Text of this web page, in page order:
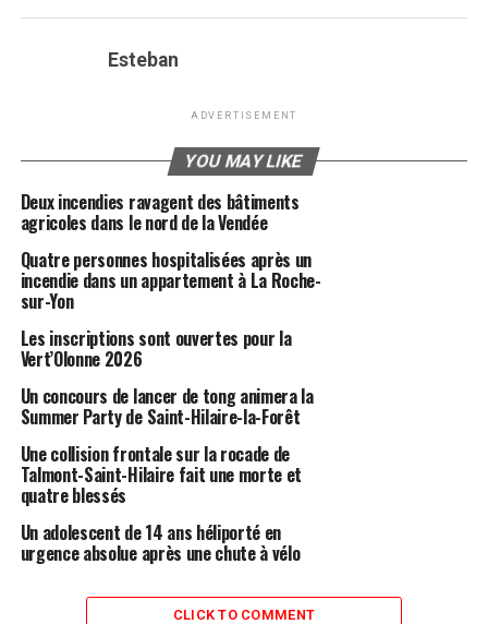
Esteban
ADVERTISEMENT
YOU MAY LIKE
Deux incendies ravagent des bâtiments
agricoles dans le nord de la Vendée
Quatre personnes hospitalisées après un
incendie dans un appartement à La Roche-
sur-Yon
Les inscriptions sont ouvertes pour la
Vert’Olonne 2026
Un concours de lancer de tong animera la
Summer Party de Saint-Hilaire-la-Forêt
Une collision frontale sur la rocade de
Talmont-Saint-Hilaire fait une morte et
quatre blessés
Un adolescent de 14 ans héliporté en
urgence absolue après une chute à vélo
CLICK TO COMMENT